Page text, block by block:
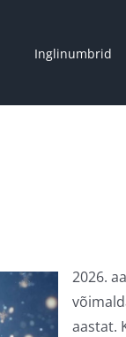
Inglinumbrid
2026.
aastat.